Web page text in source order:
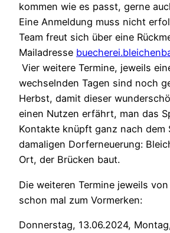
kommen wie es passt, gerne
Eine Anmeldung muss nicht
Team freut sich über eine
Mailadresse
Vier weitere Termine, jeweils
wechselnden Tagen sind noch
Herbst, damit dieser
einen Nutzen erfährt, man das
Kontakte knüpft ganz nach dem
damaligen Dorferneuerung:
Ort, der Brücken baut.
Die weiteren Termine jeweils
schon mal zum Vormerken:
Donnerstag, 13.06.2024,